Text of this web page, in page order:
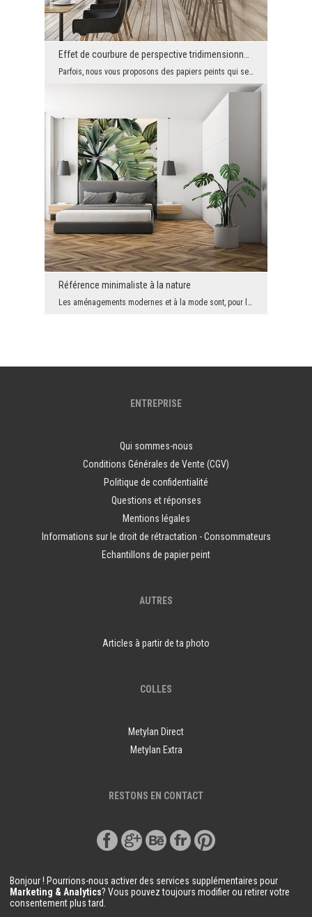
Référence minimaliste à la nature
ENTREPRISE
Qui sommes-nous
Conditions Générales de Vente (CGV)
Politique de confidentialité
Questions et réponses
Mentions légales
Informations sur le droit de rétractation - Consommateurs
Echantillons de papier peint
AUTRES
Articles à partir de ta photo
COLLES
Metylan Direct
Metylan Extra
RESTONS EN CONTACT
Bonjour ! Pourrions-nous activer des services supplémentaires pour
Marketing & Analytics? Vous pouvez toujours modifier ou retirer votre
consentement plus tard.